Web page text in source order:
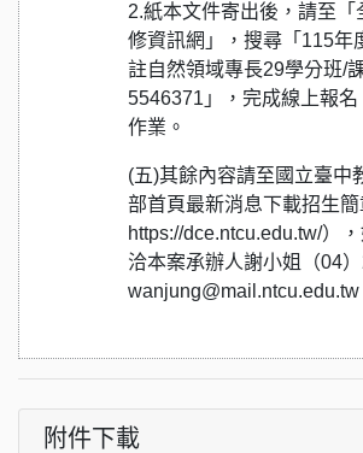
2.紙本文件寄出後，請至「
修資訊網」，搜尋「115年
註自然領域專長29學分班/
5546371」，完成線上報
作業。
(五)其餘內容請至國立臺中
部首頁最新消息下載招生簡
https://dce.ntcu.edu.tw/）
洽本案承辦人謝小姐（04
wanjung@mail.ntcu.edu.tw
附件下載